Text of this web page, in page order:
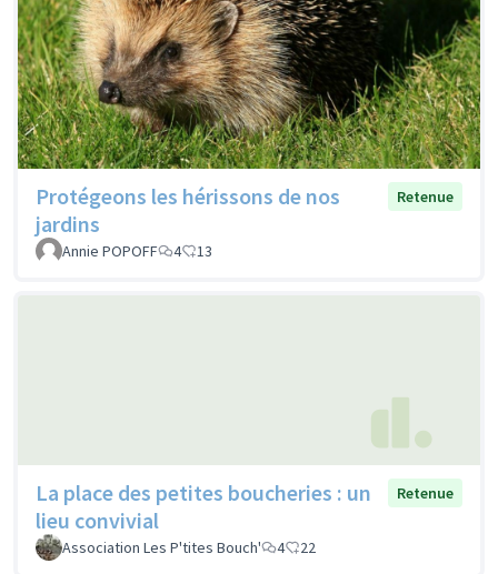
Protégeons les hérissons de nos
jardins
Retenue
Annie POPOFF 4 13
La place des petites boucheries : un
lieu convivial
Retenue
Association Les P'tites Bouch' 4 22